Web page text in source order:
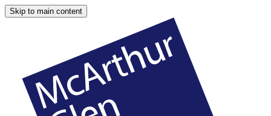
Skip to main content